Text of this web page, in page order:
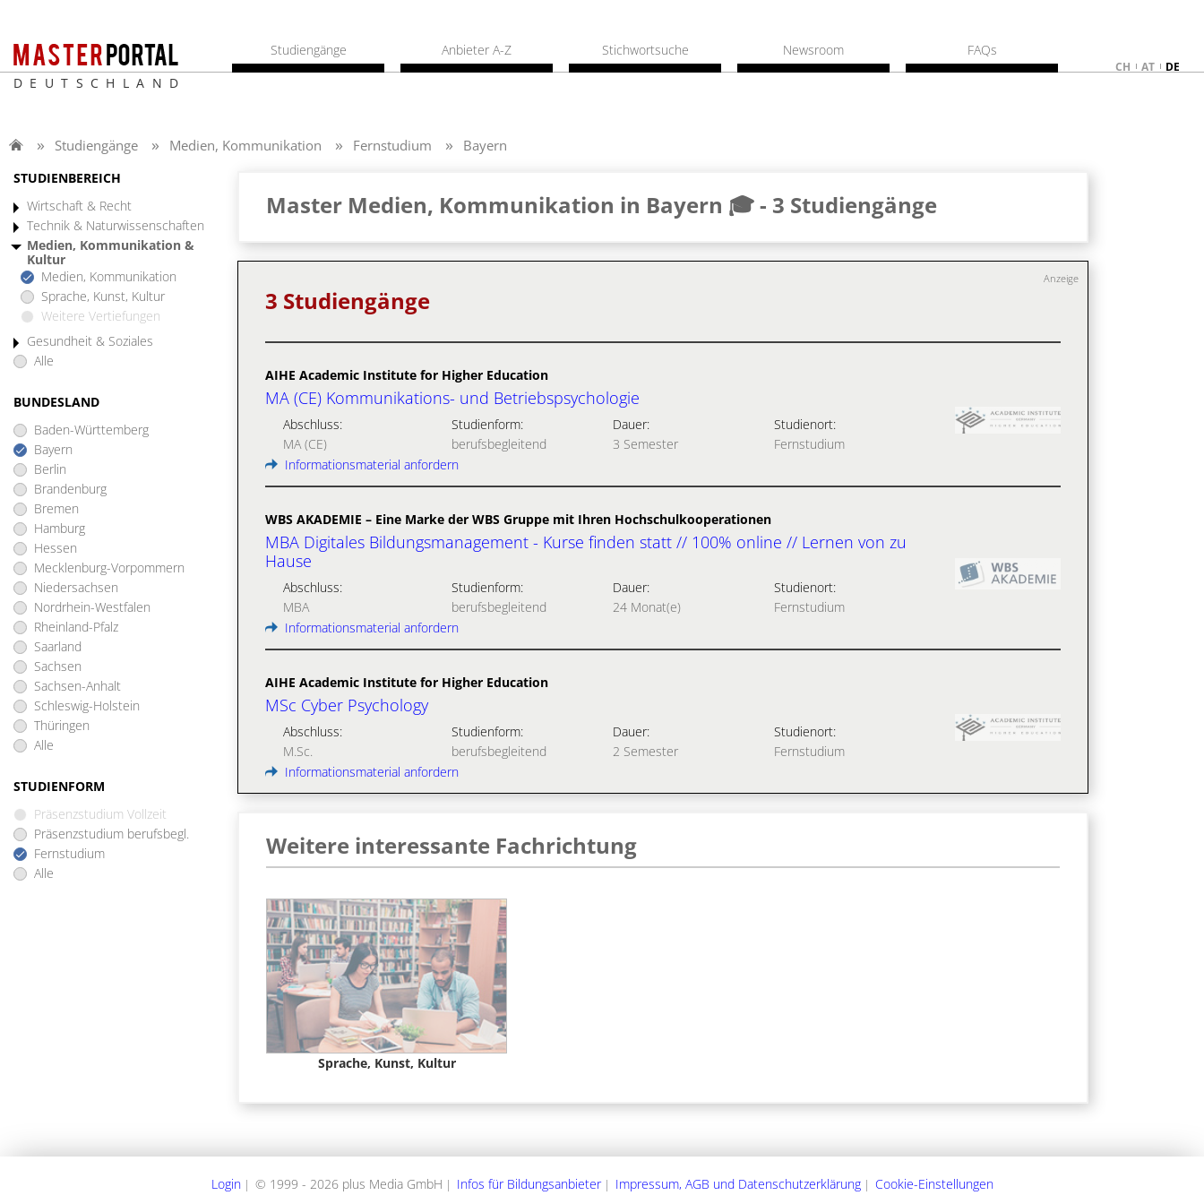
DEUTSCHLAND
CH AT DE
Studiengänge Medien, Kommunikation Fernstudium Bayern
STUDIENBEREICH
Wirtschaft & Recht
Technik & Naturwissenschaften
Medien, Kommunikation &
Kultur
Medien, Kommunikation
Sprache, Kunst, Kultur
Weitere Vertiefungen
Gesundheit & Soziales
Alle
BUNDESLAND
Baden-Württemberg
Bayern
Berlin
Brandenburg
Bremen
Hamburg
Hessen
Mecklenburg-Vorpommern
Niedersachsen
Nordrhein-Westfalen
Rheinland-Pfalz
Saarland
Sachsen
Sachsen-Anhalt
Schleswig-Holstein
Thüringen
Alle
STUDIENFORM
Präsenzstudium Vollzeit
Präsenzstudium berufsbegl.
Fernstudium
Alle
Master Medien, Kommunikation in Bayern 🎓 - 3 Studiengänge
Anzeige
3 Studiengänge
AIHE Academic Institute for Higher Education
MA (CE) Kommunikations- und Betriebspsychologie
Abschluss:
MA (CE)
Studienform:
berufsbegleitend
Dauer:
3 Semester
Studienort:
Fernstudium
Informationsmaterial anfordern
WBS AKADEMIE – Eine Marke der WBS Gruppe mit Ihren Hochschulkooperationen
MBA Digitales Bildungsmanagement - Kurse finden statt // 100% online // Lernen von zu
Hause
Abschluss:
MBA
Studienform:
berufsbegleitend
Dauer:
24 Monat(e)
Studienort:
Fernstudium
Informationsmaterial anfordern
AIHE Academic Institute for Higher Education
MSc Cyber Psychology
Abschluss:
M.Sc.
Studienform:
berufsbegleitend
Dauer:
2 Semester
Studienort:
Fernstudium
Informationsmaterial anfordern
Weitere interessante Fachrichtung
Sprache, Kunst, Kultur
Studiengänge Anbieter A-Z Stichwortsuche Newsroom FAQs
Login © 1999 - 2026 plus Media GmbH Infos für Bildungsanbieter Impressum, AGB und Datenschutzerklärung Cookie-Einstellungen